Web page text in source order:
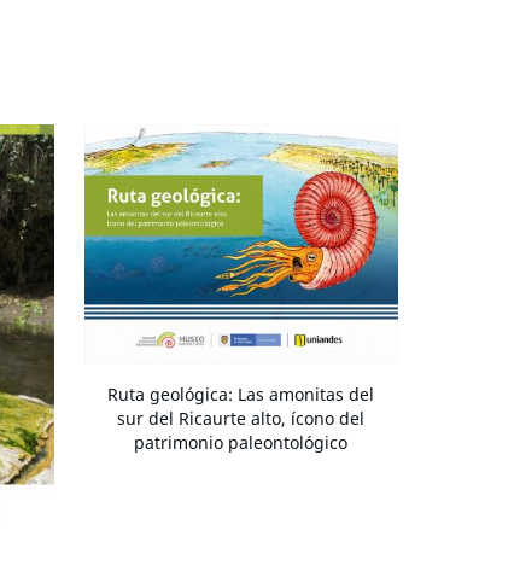
Ruta geológica: Las amonitas del
sur del Ricaurte alto, ícono del
patrimonio paleontológico